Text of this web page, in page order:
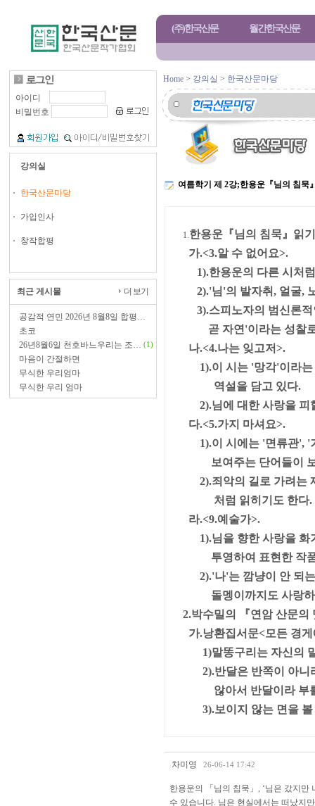
(주)한국산문 월간한국산문
아이디
비밀번호
강의실
한국산문마당
가입인사
창작합평
최근 게시물 더 보기
공감적 연민 2026년 8월8일 합평…
초코
26년8월6일 천호바느우리는 조… (1)
마음이 간절하면
무식한 우리엄마
무식한 우리 엄마
Home > 강의실 > 한국산문마당
여름학기 제 2강;한용운『님의 침
1.한용운『님의 침묵』읽
가.<3.알 수 없어요>.
1).한용운의 다른 시처
2).'님'의 발자취, 얼굴,
3).스피노자의 범신론적
곧 자연'이라는 성찰로
나.<4.나는 잊고저>.
1).이 시는 '망각'이라는
역설을 담고 있다.
2).님에 대한 사랑을 피
다.<5.가지 마셔요>.
1).이 시에는 '면류관', '
보여주는 단어들이
2).죄악의 길로 가려는
처럼 읽히기도 한다.
라.<9.예술가>.
1).님을 향한 사랑을 화
투영하여 표현한 작
2).'나'는 깜냥이 안 되는
돌멩이까지도 사랑하
2.박수밀의 『연암 산문의
가.낭환집서문<모든 경
1)말똥구리는 자신의 말
2).반달은 반쪽이 아니
않아서 반달이라 부
3).보이지 않는 면을 볼
차미영 26-06-14 17:42
한용운의 「님의 침묵」, ‘님은 갔지
수 있습니다. 님은 현실에서는 떠났지